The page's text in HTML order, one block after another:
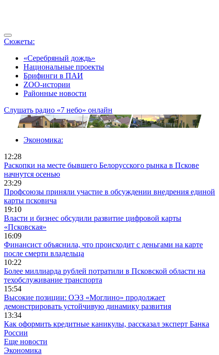
Сюжеты:
«Серебряный дождь»
Национальные проекты
Брифинги в ПАИ
ZOO-истории
Районные новости
Слушать радио «7 небо» онлайн
Экономика:
12:28
Раскопки на месте бывшего Белорусского рынка в Пскове
начнутся осенью
23:29
Профсоюзы приняли участие в обсуждении внедрения единой
карты псковича
19:10
Власти и бизнес обсудили развитие цифровой карты
«Псковская»
16:09
Финансист объяснила, что происходит с деньгами на карте
после смерти владельца
10:22
Более миллиарда рублей потратили в Псковской области на
техобслуживание транспорта
15:54
Высокие позиции: ОЭЗ «Моглино» продолжает
демонстрировать устойчивую динамику развития
13:34
Как оформить кредитные каникулы, рассказал эксперт Банка
России
Еще новости
Экономика